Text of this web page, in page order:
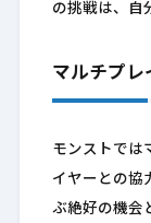
の挑戦は、自
マルチプ
モンストでは
イヤーとの協
ぶ絶好の機会